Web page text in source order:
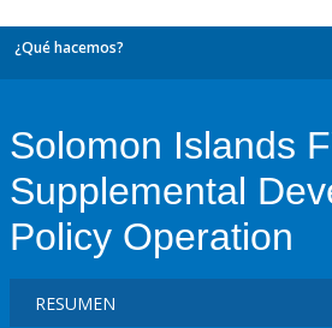
¿Qué hacemos?
Solomon Islands
Supplemental
Policy Operation